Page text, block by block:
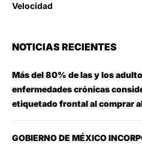
Velocidad
NOTICIAS RECIENTES
Más del 80% de las y los
enfermedades crónicas
etiquetado frontal al comprar
GOBIERNO DE MÉXICO